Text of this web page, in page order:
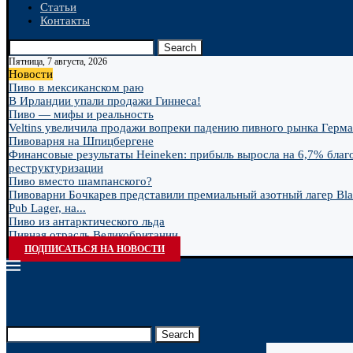
Статьи
Контакты
Search
Пятница, 7 августа, 2026
Новости
Пиво в мексиканском раю
В Ирландии упали продажи Гиннеса!
Пиво — мифы и реальность
Veltins увеличила продажи вопреки падению пивного рынка
Пивоварня на Шпицбергене
Финансовые результаты Heineken: прибыль выросла на 6,7%
реструктуризации
Пиво вместо шампанского?
Пивоварни Бочкарев представили премиальный азотный лагер
Pub Lager, на...
Пиво из антарктического льда
Пивная отрасль Великобритании
ПОДПИСАТЬСЯ НА НОВОСТИ
Search